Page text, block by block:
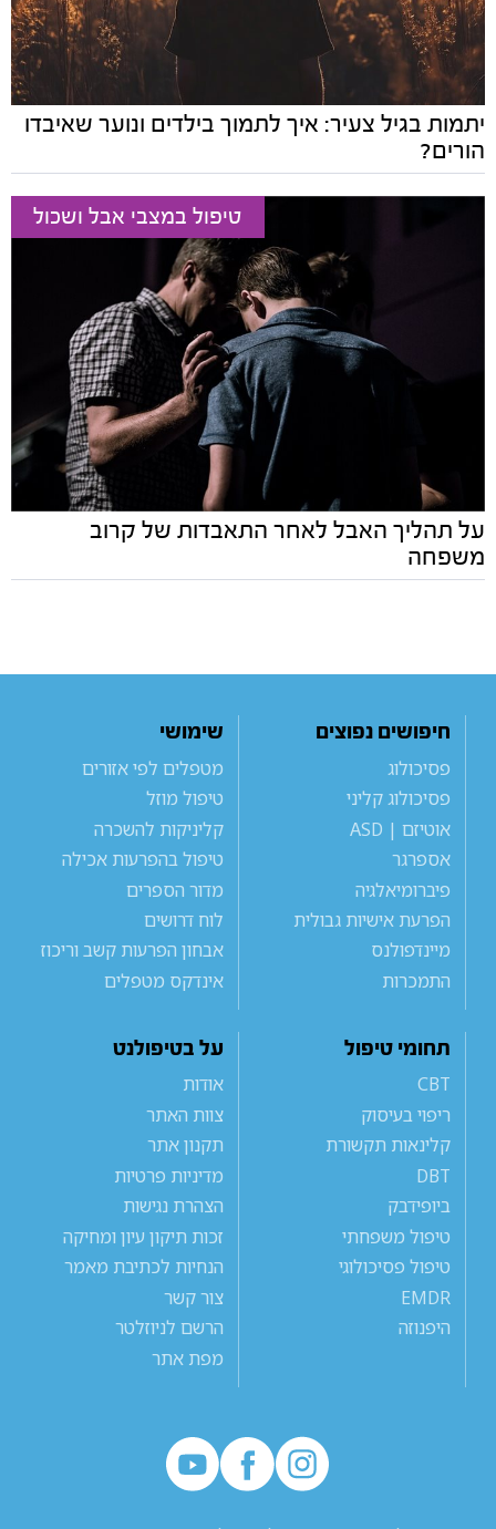
יתמות בגיל צעיר: איך לתמוך בילדים ונוער שאיבדו
הורים?
טיפול במצבי אבל ושכול
על תהליך האבל לאחר התאבדות של קרוב
משפחה
חיפושים נפוצים
פסיכולוג
פסיכולוג קליני
אוטיזם | ASD
אספרגר
פיברומיאלגיה
הפרעת אישיות גבולית
מיינדפולנס
התמכרות
שימושי
מטפלים לפי אזורים
טיפול מוזל
קליניקות להשכרה
טיפול בהפרעות אכילה
מדור הספרים
לוח דרושים
אבחון הפרעות קשב וריכוז
אינדקס מטפלים
תחומי טיפול
CBT
ריפוי בעיסוק
קלינאות תקשורת
DBT
ביופידבק
טיפול משפחתי
טיפול פסיכולוגי
EMDR
היפנוזה
על בטיפולנט
אודות
צוות האתר
תקנון אתר
מדיניות פרטיות
הצהרת נגישות
זכות תיקון עיון ומחיקה
הנחיות לכתיבת מאמר
צור קשר
הרשם לניוזלטר
מפת אתר